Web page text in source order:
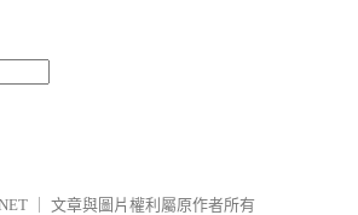
文章與圖片權利屬原作者所有